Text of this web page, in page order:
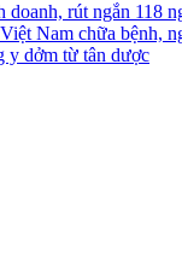
rút ngắn 118
Nam chữa bệnh,
y dởm từ tân dược